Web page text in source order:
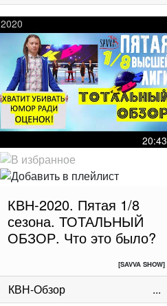
2020
20:43
КВН-2020. Пятая 1/8
сезона. ТОТАЛЬНЫЙ
ОБЗОР. Что это было?
[SAVVA SHOW]
КВН-Обзор ...